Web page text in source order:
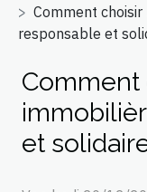
Comment
responsable et
Comment
et